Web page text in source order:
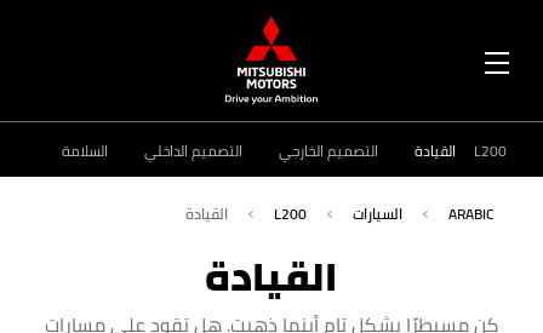
MENUL200 القيادة التصميم الخارجي التصميم الداخلي السلامة
ARABIC السيارات L200 القيادة
القيادة
كن مسيطرًا بشكل تام أينما ذهبت. هل تقود على مسارات